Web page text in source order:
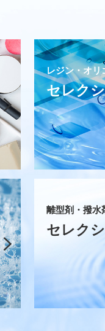
レジン・オリ
セレク
離型剤・撥水
セレク